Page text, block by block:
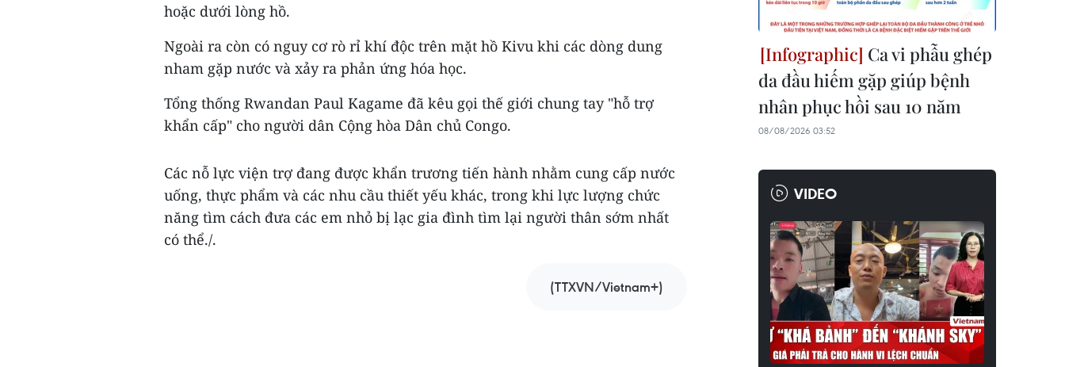
hoặc dưới lòng hồ.
Ngoài ra còn có nguy cơ rò rỉ khí độc trên mặt hồ Kivu khi các dòng dung
nham gặp nước và xảy ra phản ứng hóa học.
Tổng thống Rwandan Paul Kagame đã kêu gọi thế giới chung tay "hỗ trợ
khẩn cấp" cho người dân Cộng hòa Dân chủ Congo.
Các nỗ lực viện trợ đang được khẩn trương tiến hành nhằm cung cấp nước
uống, thực phẩm và các nhu cầu thiết yếu khác, trong khi lực lượng chức
năng tìm cách đưa các em nhỏ bị lạc gia đình tìm lại người thân sớm nhất
có thể./.
(TTXVN/Vietnam+)
Ca vi phẫu ghép
da đầu hiếm gặp giúp bệnh
nhân phục hồi sau 10 năm
08/08/2026 03:52
VIDEO